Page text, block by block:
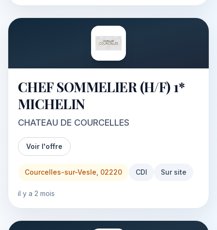
CHEF SOMMELIER (H/F) 1*
MICHELIN
CHATEAU DE COURCELLES
Voir l'offre
Courcelles-sur-Vesle, 02220 CDI Sur site
il y a 2 mois